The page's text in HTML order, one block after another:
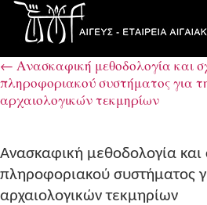
← Ανασκαφική μεθοδολογία και
πληροφοριακού συστήματος για
αρχαιολογικών τεκμηρίων
Ανασκαφική μεθοδολογία και
πληροφοριακού συστήματος
αρχαιολογικών τεκμηρίων